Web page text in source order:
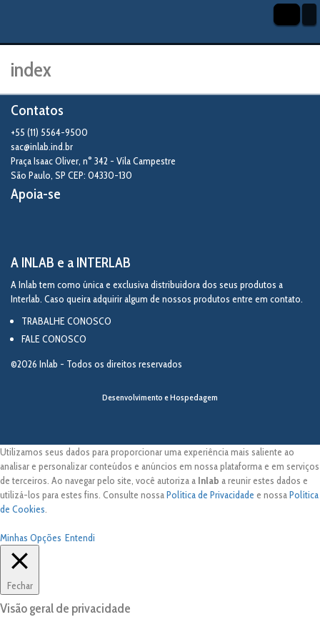
index
Contatos
+55 (11) 5564-9500
sac@inlab.ind.br
Praça Isaac Oliver, n° 342 - Vila Campestre
São Paulo SP CEP: 04330-130
Apoia-se
A INLAB e a INTERLAB
A Inlab tem como única e exclusiva distribuidora dos seus produtos a
Interlab. Caso queira adquirir algum de nossos produtos entre em contato.
TRABALHE CONOSCO
FALE CONOSCO
©2026 Inlab - Todos os direitos reservados
Desenvolvimento e Hospedagem
Utilizamos seus dados para proporcionar uma experiência mais saliente ao
analisar e personalizar conteúdos e anúncios em nossa plataforma e em serviços
de terceiros. Ao navegar pelo site, você autoriza a Inlab a reunir estes dados e
utilizá-los para estes fins. Consulte nossaPolítica de Privacidade e nossaPolítica
de Cookies
Minhas Opções Entendi
Fechar
Visão geral de privacidade